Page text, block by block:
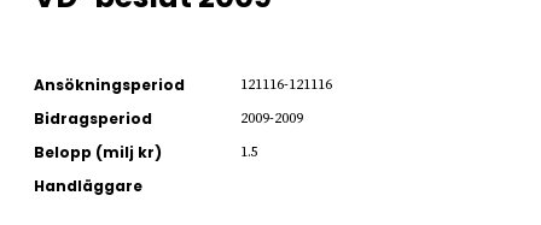
Ansökningsperiod 121116-121116
Bidragsperiod 2009-2009
Belopp (milj kr) 1.5
Handläggare